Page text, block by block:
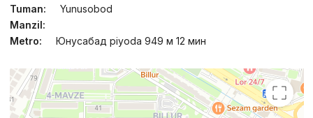
Tuman:
Yunusobod
Manzil:
Metro:
Юнусабад piyoda 949 м 12 мин